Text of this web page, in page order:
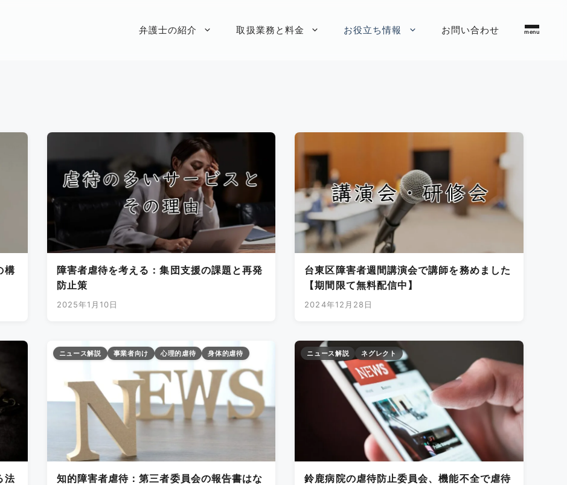
弁護士の紹介 取扱業務と料金 お役立ち情報 お問い合わせ
構
障害者虐待を考える：集団支援の課題と再発
防止策
2025年1月10日
台東区障害者週間講演会で講師を務めました
【期間限て無料配信中】
2024年12月28日
法
ニュース解説 事業者向け 心理的虐待 身体的虐待
知的障害者虐待：第三者委員会の報告書はな
ニュース解説 ネグレクト
鈴鹿病院の虐待防止委員会、機能不全で虐待